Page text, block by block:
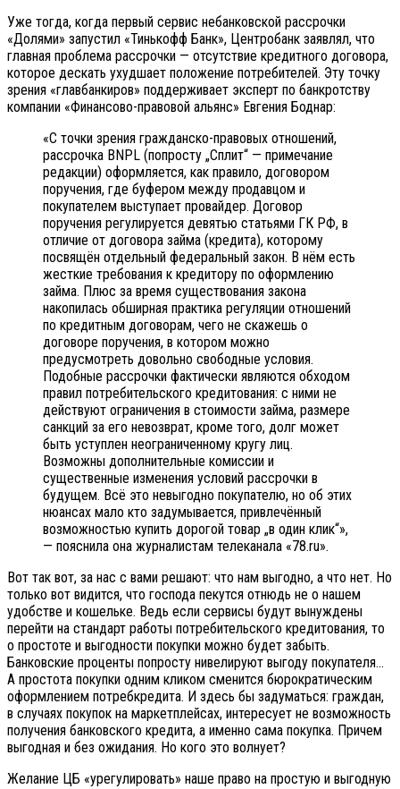
Уже тогда, когда первый сервис небанковской рассрочки
«Долями» запустил «Тинькофф Банк», Центробанк заявлял, что
главная проблема рассрочки — отсутствие кредитного договора,
которое дескать ухудшает положение потребителей. Эту точку
зрения «главбанкиров» поддерживает эксперт по банкротству
компании «Финансово-правовой альянс» Евгения Боднар:
«С точки зрения гражданско-правовых отношений,
рассрочка BNPL (попросту „Сплит“ — примечание
редакции) оформляется, как правило, договором
поручения, где буфером между продавцом и
покупателем выступает провайдер. Договор
поручения регулируется девятью статьями ГК РФ, в
отличие от договора займа (кредита), которому
посвящён отдельный федеральный закон. В нём есть
жесткие требования к кредитору по оформлению
займа. Плюс за время существования закона
накопилась обширная практика регуляции отношений
по кредитным договорам, чего не скажешь о
договоре поручения, в котором можно
предусмотреть довольно свободные условия.
Подобные рассрочки фактически являются обходом
правил потребительского кредитования: с ними не
действуют ограничения в стоимости займа, размере
санкций за его невозврат, кроме того, долг может
быть уступлен неограниченному кругу лиц.
Возможны дополнительные комиссии и
существенные изменения условий рассрочки в
будущем. Всё это невыгодно покупателю, но об этих
нюансах мало кто задумывается, привлечённый
возможностью купить дорогой товар „в один клик“»,
— пояснила она журналистам телеканала «78.ru».
Вот так вот, за нас с вами решают: что нам выгодно, а что нет. Но
только вот видится, что господа пекутся отнюдь не о нашем
удобстве и кошельке. Ведь если сервисы будут вынуждены
перейти на стандарт работы потребительского кредитования, то
о простоте и выгодности покупки можно будет забыть.
Банковские проценты попросту нивелируют выгоду покупателя…
А простота покупки одним кликом сменится бюрократическим
оформлением потребкредита. И здесь бы задуматься: граждан,
в случаях покупок на маркетплейсах, интересует не возможность
получения банковского кредита, а именно сама покупка. Причем
выгодная и без ожидания. Но кого это волнует?
Желание ЦБ «урегулировать» наше право на простую и выгодную